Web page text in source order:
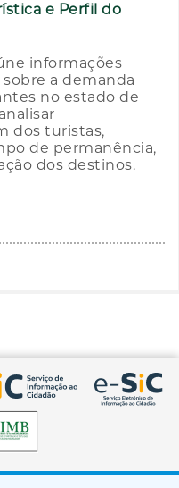
e Perfil do
informações
a demanda
no estado de
dos turistas,
de permanência,
dos destinos.